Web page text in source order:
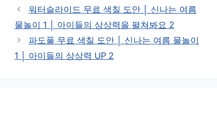
테
리
워터슬라이드 무료 색칠 도안 │ 신나는 여름
물놀이 1 │ 아이들의 상상력을 펼쳐봐요 2
파도풀 무료 색칠 도안 │ 신나는 여름 물놀이
1 │ 아이들의 상상력 UP 2